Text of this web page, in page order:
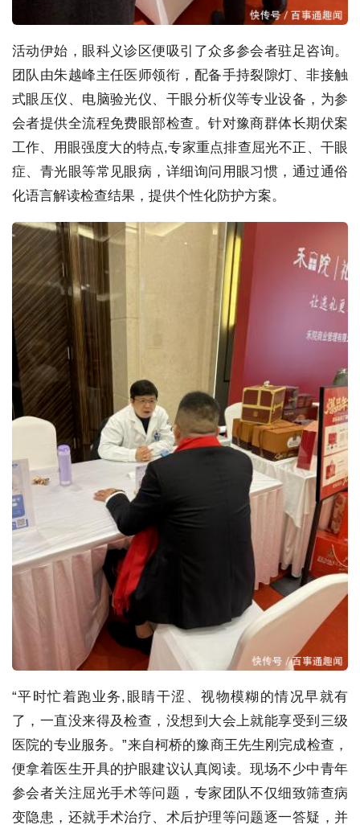
活动伊始，眼科义诊区便吸引了众多参会者驻足咨询。
团队由朱越峰主任医师领衔，配备手持裂隙灯、非接触
式眼压仪、电脑验光仪、干眼分析仪等专业设备，为参
会者提供全流程免费眼部检查。针对豫商群体长期伏案
工作、用眼强度大的特点,专家重点排查屈光不正、干眼
症、青光眼等常见眼病，详细询问用眼习惯，通过通俗
化语言解读检查结果，提供个性化防护方案。
“平时忙着跑业务,眼睛干涩、视物模糊的情况早就有
了，一直没来得及检查，没想到大会上就能享受到三级
医院的专业服务。”来自柯桥的豫商王先生刚完成检查，
便拿着医生开具的护眼建议认真阅读。现场不少中青年
参会者关注屈光手术等问题，专家团队不仅细致筛查病
变隐患，还就手术治疗、术后护理等问题逐一答疑，并